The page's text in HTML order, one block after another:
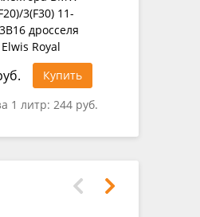
Купить
1 литр: 244 руб.